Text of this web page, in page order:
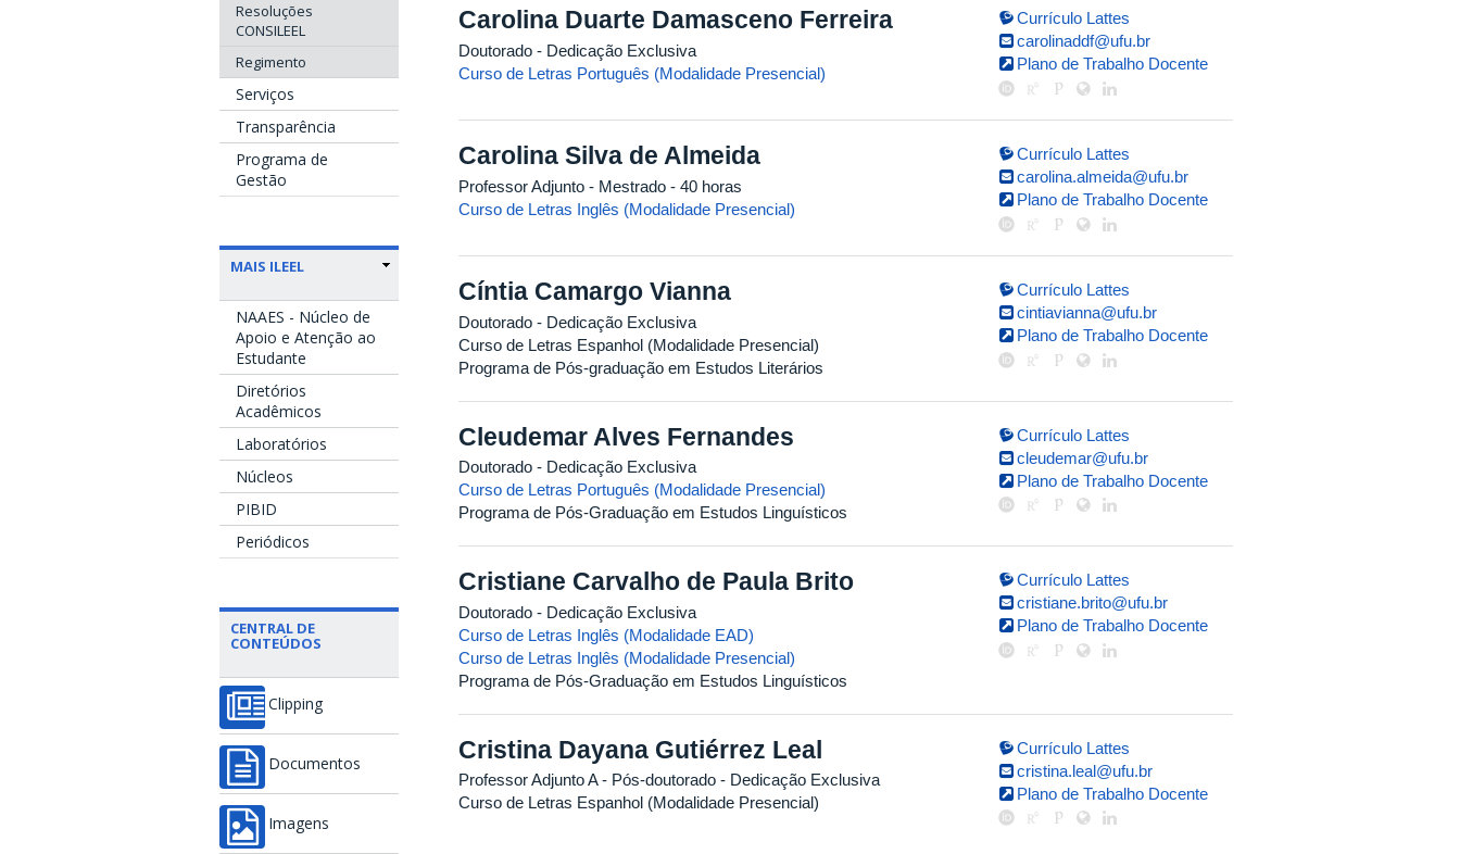
Resoluções
CONSILEEL
Regimento
Serviços
Transparência
Programa de
Gestão
MAIS ILEEL
NAAES - Núcleo de
Apoio e Atenção ao
Estudante
Diretórios
Acadêmicos
Laboratórios
Núcleos
PIBID
Periódicos
CENTRAL DE
CONTEÚDOS
Clipping
Documentos
Imagens
Carolina Duarte Damasceno Ferreira
Doutorado - Dedicação Exclusiva
Curso de Letras Português (Modalidade Presencial)
Currículo Lattes
carolinaddf@ufu.br
Plano de Trabalho Docente
Carolina Silva de Almeida
Professor Adjunto - Mestrado - 40 horas
Curso de Letras Inglês (Modalidade Presencial)
Currículo Lattes
carolina.almeida@ufu.br
Plano de Trabalho Docente
Cíntia Camargo Vianna
Doutorado - Dedicação Exclusiva
Curso de Letras Espanhol (Modalidade Presencial)
Programa de Pós-graduação em Estudos Literários
Currículo Lattes
cintiavianna@ufu.br
Plano de Trabalho Docente
Cleudemar Alves Fernandes
Doutorado - Dedicação Exclusiva
Curso de Letras Português (Modalidade Presencial)
Programa de Pós-Graduação em Estudos Linguísticos
Currículo Lattes
cleudemar@ufu.br
Plano de Trabalho Docente
Cristiane Carvalho de Paula Brito
Doutorado - Dedicação Exclusiva
Curso de Letras Inglês (Modalidade EAD)
Curso de Letras Inglês (Modalidade Presencial)
Programa de Pós-Graduação em Estudos Linguísticos
Currículo Lattes
cristiane.brito@ufu.br
Plano de Trabalho Docente
Cristina Dayana Gutiérrez Leal
Professor Adjunto A- Pós-doutorado - Dedicação Exclusiva
Curso de Letras Espanhol (Modalidade Presencial)
Currículo Lattes
cristina.leal@ufu.br
Plano de Trabalho Docente